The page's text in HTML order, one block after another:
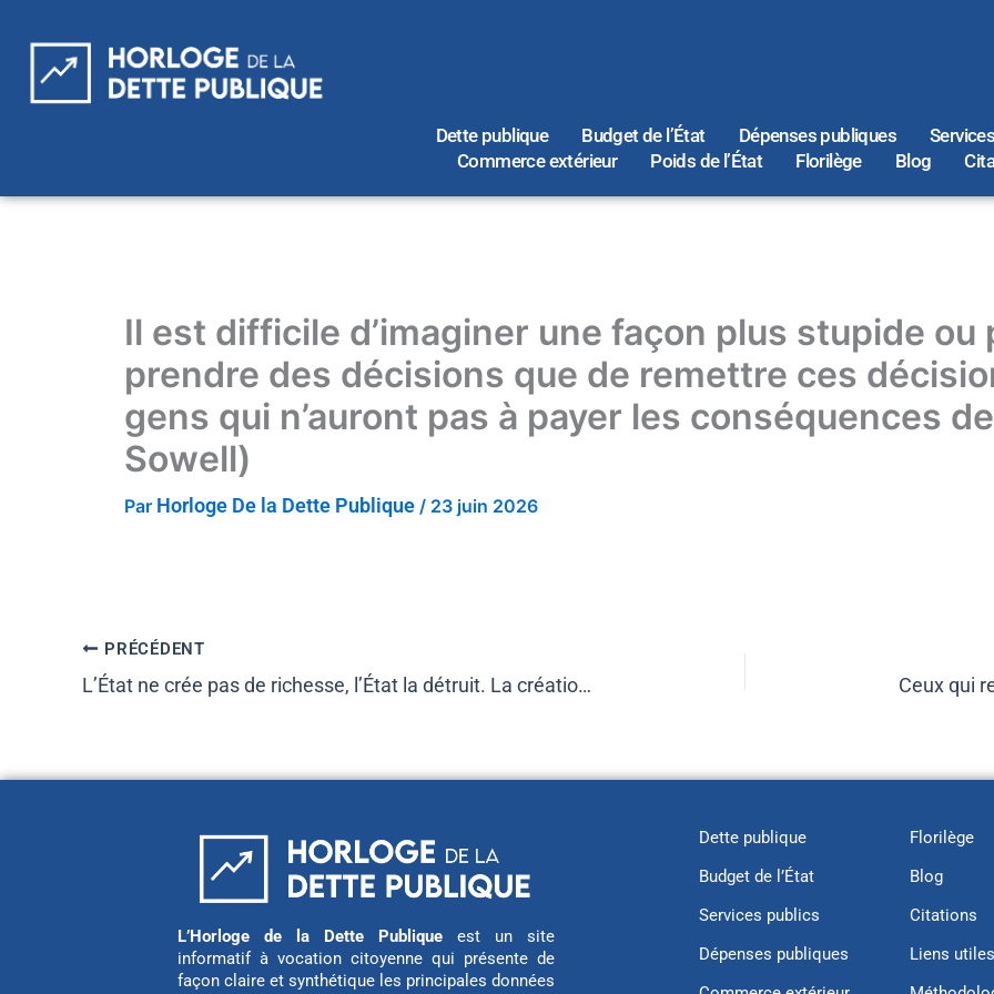
contenu
Dette publique Budget de l’État Dépenses publiques
Commerce extérieur
Poids de l’État Florilège Blog
Il est difficile d’imaginer une façon plus stupide ou
prendre des décisions que de remettre ces
gens qui n’auront pas à payer les conséquences
Sowell)
Par Horloge De la Dette Publique / 23 juin 2026
PRÉCÉDENT
L’État ne crée pas de richesse, l’État la détruit. La création de richesse vient du secteur privé. L’État ne peut rien donner parce qu’il ne produit rien et quand il veut le faire, en plus, il le fait mal. (Javier Milei)
L’Horloge de la Dette Publiqueest un site
informatif à vocation citoyenne qui présente de
façon claire et synthétique les principales données
Dette publique
Budget de l’État
Services publics
Dépenses publiques
Florilège
Blog
Citations
Liens utiles